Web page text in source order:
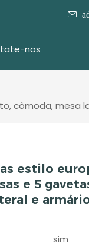
nos
cômoda, mesa
estilo
e 5
e
sim